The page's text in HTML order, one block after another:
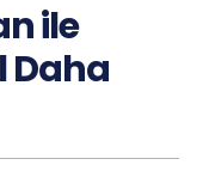
ile
Daha